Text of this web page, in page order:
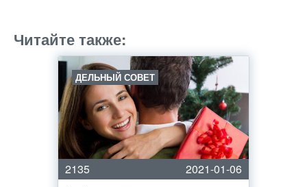
Читайте также:
ДЕЛЬНЫЙ СОВЕТ
2135
2021-01-06